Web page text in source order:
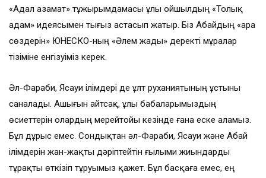
«Адал азамат» тұжырымдамасы ұлы ойшылдың «Толық
адам» идеясымен тығыз астасып жатыр. Біз Абайдың «Қара
сөздерін» ЮНЕСКО-ның «Әлем жады» деректі мұралар
тізіміне енгізуіміз керек.
Әл-Фараби, Ясауи ілімдері де ұлт руханиятының ұстыны
саналады. Ашығын айтсақ, ұлы бабаларымыздың
өсиеттерін олардың мерейтойы кезінде ғана еске аламыз.
Бұл дұрыс емес. Сондықтан әл-Фараби, Ясауи және Абай
ілімдерін жан-жақты дәріптейтін ғылыми жиындарды
тұрақты өткізіп тұруымыз қажет. Бұл басқаға емес, ең